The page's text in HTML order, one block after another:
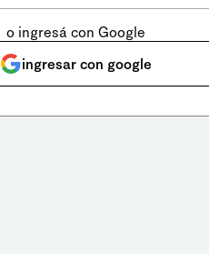
o ingresá con Google
ingresar con google